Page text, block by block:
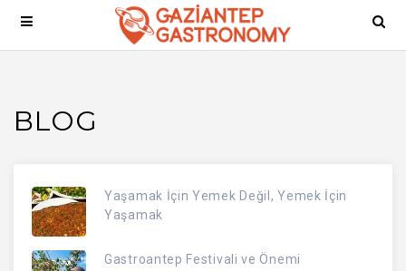
BLOG
Yaşamak İçin Yemek Değil, Yemek İçin
Yaşamak
Gastroantep Festivali ve Önemi